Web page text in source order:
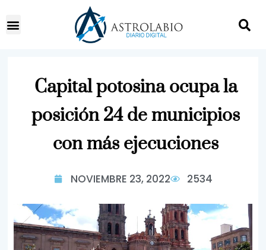
Capital potosina ocupa la
posición 24 de municipios
con más ejecuciones
NOVIEMBRE 23, 2022 2534